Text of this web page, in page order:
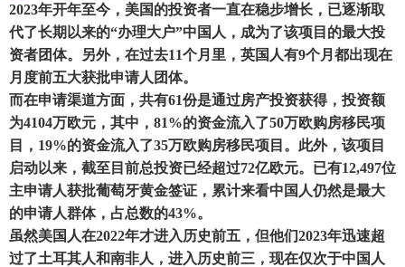
2023年开年至今，美国的投资者一直在稳步增长，已逐渐取
代了长期以来的“办理大户”中国人，成为了该项目的最大投
资者团体。另外，在过去11个月里，英国人有9个月都出现在
月度前五大获批申请人团体。
而在申请渠道方面，共有61份是通过房产投资获得，投资额
为4104万欧元，其中，81%的资金流入了50万欧购房移民项
目，19%的资金流入了35万欧购房移民项目。此外，该项目
启动以来，截至目前总投资已经超过72亿欧元。已有12,497位
主申请人获批葡萄牙黄金签证，累计来看中国人仍然是最大
的申请人群体，占总数的43%。
虽然美国人在2022年才进入历史前五，但他们2023年迅速超
过了土耳其人和南非人，进入历史前三，现在仅次于中国人